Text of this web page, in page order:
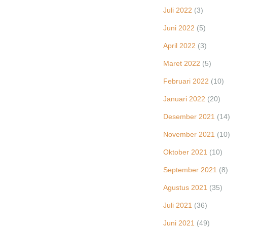
Juli 2022 (3)
Juni 2022 (5)
April 2022 (3)
Maret 2022 (5)
Februari 2022 (10)
Januari 2022 (20)
Desember 2021 (14)
November 2021 (10)
Oktober 2021 (10)
September 2021 (8)
Agustus 2021 (35)
Juli 2021 (36)
Juni 2021 (49)